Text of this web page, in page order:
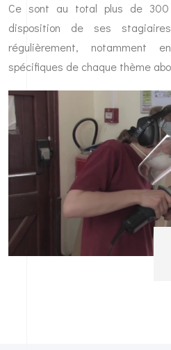
Ce sont au total plus de
disposition de ses
régulièrement, notamment
spécifiques de chaque thème